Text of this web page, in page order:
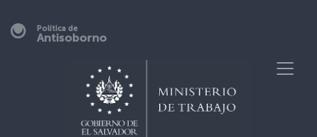
Política de
Antisoborno